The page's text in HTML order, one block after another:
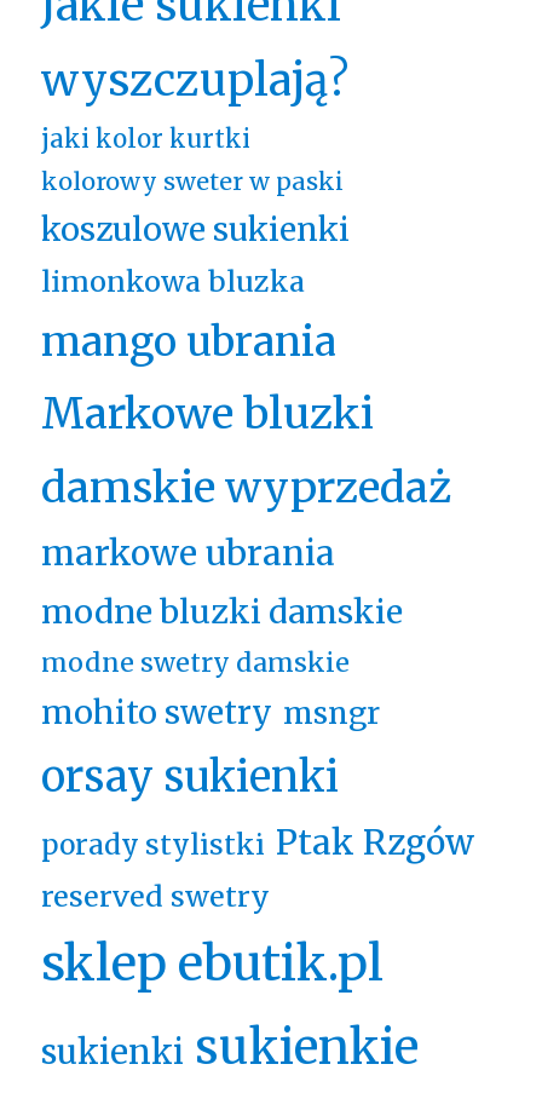
wyszczuplają?
jaki kolor kurtki
kolorowy sweter w paski
koszulowe sukienki
limonkowa bluzka
mango ubrania
Markowe bluzki
damskie wyprzedaż
markowe ubrania
modne bluzki damskie
modne swetry damskie
mohito swetry msngr
orsay sukienki
porady stylistki Ptak Rzgów
reserved swetry
sklep ebutik.pl
sukienki sukienkie